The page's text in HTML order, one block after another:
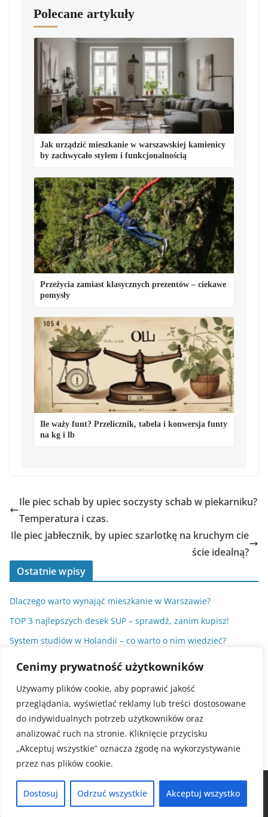
Cenimy prywatność użytkowników
Używamy plików cookie, aby poprawić jakość
przeglądania, wyświetlać reklamy lub treści dostosowane
do indywidualnych potrzeb użytkowników oraz
analizować ruch na stronie. Kliknięcie przycisku
„Akceptuj wszystkie” oznacza zgodę na wykorzystywanie
przez nas plików cookie.
Dostosuj Odrzuć wszystkie Akceptuj wszystko
Polecane artykuły
Jak urządzić mieszkanie w warszawskiej kamienicy
by zachwycało stylem i funkcjonalnością
Przeżycia zamiast klasycznych prezentów – ciekawe
pomysły
Ile waży funt? Przelicznik, tabela i konwersja funty
na kg i lb
Ile piec schab by upiec soczysty schab w piekarniku?
Temperatura i czas.
Ile piec jabłecznik, by upiec szarlotkę na kruchym cie
ście idealną?
Ostatnie wpisy
Dlaczego warto wynająć mieszkanie w Warszawie?
TOP 3 najlepszych desek SUP – sprawdź, zanim kupisz!
System studiów w Holandii – co warto o nim wiedzieć?
Sos do sajgonek. Przepisy na dipy, które odmienią Twoje
przekąski
Dlaczego statystyki nie zawsze pokrywają się z rzeczywistym
wynikiem?
Copyright © 2026. All rights reserved.
Theme:ColorMag Proby ThemeGrill. Powered byWordPress